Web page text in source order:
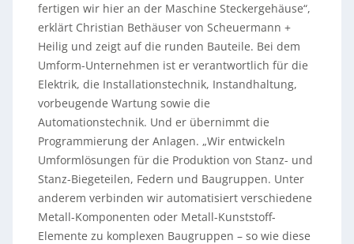
fertigen wir hier an der Maschine Steckergehäuse“,
erklärt Christian Bethäuser von Scheuermann +
Heilig und zeigt auf die runden Bauteile. Bei dem
Umform-Unternehmen ist er verantwortlich für die
Elektrik, die Installationstechnik, Instandhaltung,
vorbeugende Wartung sowie die
Automationstechnik. Und er übernimmt die
Programmierung der Anlagen. „Wir entwickeln
Umformlösungen für die Produktion von Stanz- und
Stanz-Biegeteilen, Federn und Baugruppen. Unter
anderem verbinden wir automatisiert verschiedene
Metall-Komponenten oder Metall-Kunststoff-
Elemente zu komplexen Baugruppen – so wie diese